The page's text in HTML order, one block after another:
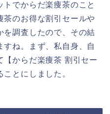
でからだ楽痩茶のこと
茶のお得な割引セールや
を調査したので、その結
ね。まず、私自身、自
【からだ楽痩茶 割引セー
とにしました。